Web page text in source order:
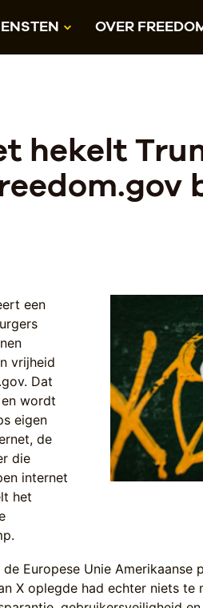
OVER
hekelt
een
vrijheid
Dat
wordt
eigen
de
die
internet
het
Europese Unie Amerikaanse
X oplegde had echter niets te